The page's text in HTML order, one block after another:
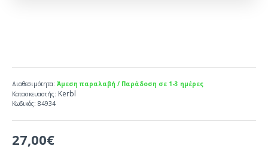
27,00€
Διαθεσιμότητα: Άμεση παραλαβή / Παράδοση σε 1-3 ημέρες
Κατασκευαστής: Kerbl
Κωδικός: 84934